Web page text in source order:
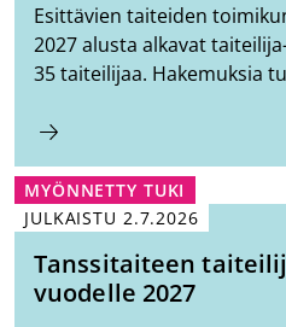
Esittävien taiteiden
2027 alusta alkavat
35 taiteilijaa. Hakemuksia
MYÖNNETTY TUKI
JULKAISTU 2.7.2026
Tanssitaiteen
vuodelle 2027